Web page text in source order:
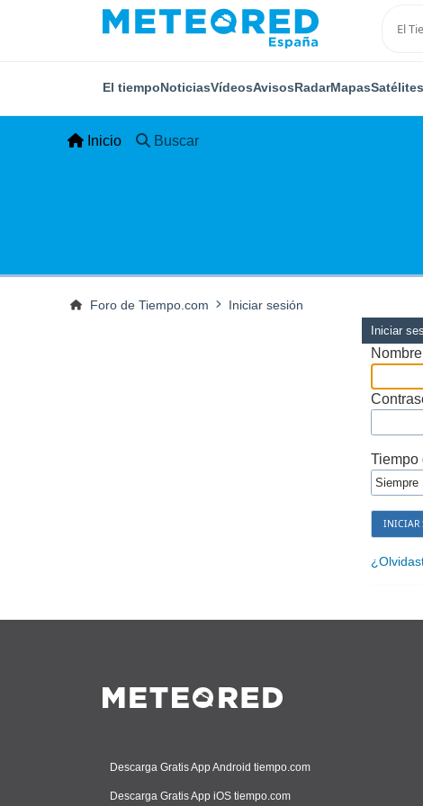
El tiempoNoticiasVídeosAvisosRadarMapasSatélites
Inicio Buscar
Foro de Tiempo.com Iniciar sesión
Iniciar
Tiempo
Descarga Gratis App Android tiempo.com
Descarga Gratis App iOS tiempo.com